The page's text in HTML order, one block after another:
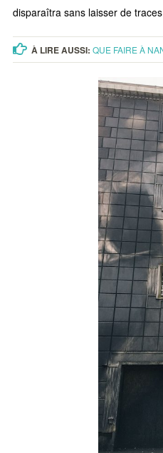
disparaîtra sans laisser de
À LIRE AUSSI: QUE FAIRE À